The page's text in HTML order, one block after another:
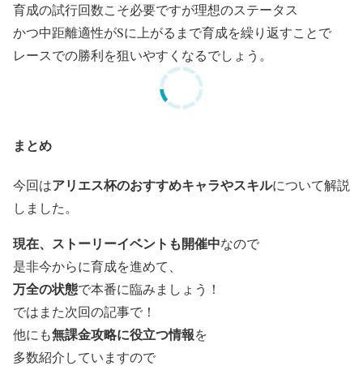
育成の試行回数こそ必要ですが理想のステータス
かつ中距離適性がSに上がるまで育成を繰り返すことで
レースでの勝利を狙いやすくなるでしょう。
まとめ
今回はアリエス杯のおすすめキャラやスキルについて解説
しました。
現在、ストーリーイベントも開催中なので
是非今からに育成を進めて、
万全の状態で本番に臨みましょう！
ではまた次回の記事で！
他にも無課金攻略に役立つ情報を
多数紹介していますので